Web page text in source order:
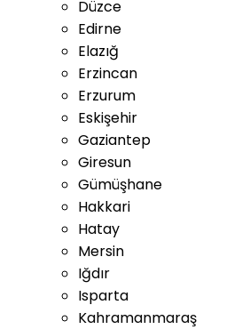
Düzce
Edirne
Elazığ
Erzincan
Erzurum
Eskişehir
Gaziantep
Giresun
Gümüşhane
Hakkari
Hatay
Mersin
Iğdır
Isparta
Kahramanmaraş